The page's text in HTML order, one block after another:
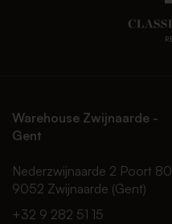
Warehouse Zwijnaarde -
Gent
Nederzwijnaarde 2 Poort 80
9052 Zwijnaarde (Gent)
+32 9 282 51 15